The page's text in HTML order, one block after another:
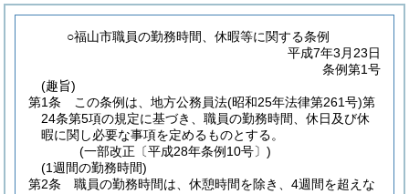
○福山市職員の勤務時間、休暇等に関する条例
平成7年3月23日
条例第1号
(趣旨)
第1条
この条例は、地方公務員法(昭和25年法律第261号)第
24条第5項の規定に基づき、職員の勤務時間、休日及び休
暇に関し必要な事項を定めるものとする。
(一部改正〔平成28年条例10号〕)
(1週間の勤務時間)
第2条
職員の勤務時間は、休憩時間を除き、4週間を超えな